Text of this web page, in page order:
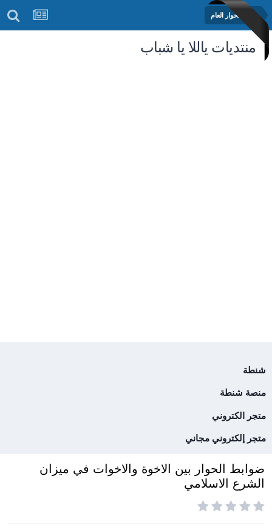
منتدى الحوار العام
منتديات ياللا يا شباب
شنطة
منصة شنطة
متجر الكتروني
متجر إلكتروني مجاني
ضوابط الحوار بين الاخوة والاخوات في ميزان
الشرع الاسلامي